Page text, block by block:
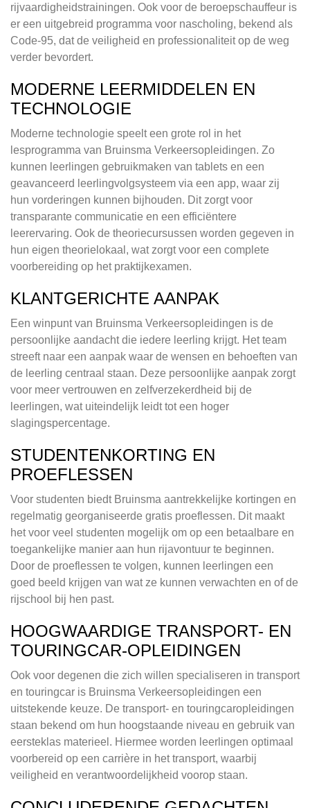
rijvaardigheidstrainingen. Ook voor de beroepschauffeur is
er een uitgebreid programma voor nascholing, bekend als
Code-95, dat de veiligheid en professionaliteit op de weg
verder bevordert.
MODERNE LEERMIDDELEN EN
TECHNOLOGIE
Moderne technologie speelt een grote rol in het
lesprogramma van Bruinsma Verkeersopleidingen. Zo
kunnen leerlingen gebruikmaken van tablets en een
geavanceerd leerlingvolgsysteem via een app, waar zij
hun vorderingen kunnen bijhouden. Dit zorgt voor
transparante communicatie en een efficiëntere
leerervaring. Ook de theoriecursussen worden gegeven in
hun eigen theorielokaal, wat zorgt voor een complete
voorbereiding op het praktijkexamen.
KLANTGERICHTE AANPAK
Een winpunt van Bruinsma Verkeersopleidingen is de
persoonlijke aandacht die iedere leerling krijgt. Het team
streeft naar een aanpak waar de wensen en behoeften van
de leerling centraal staan. Deze persoonlijke aanpak zorgt
voor meer vertrouwen en zelfverzekerdheid bij de
leerlingen, wat uiteindelijk leidt tot een hoger
slagingspercentage.
STUDENTENKORTING EN
PROEFLESSEN
Voor studenten biedt Bruinsma aantrekkelijke kortingen en
regelmatig georganiseerde gratis proeflessen. Dit maakt
het voor veel studenten mogelijk om op een betaalbare en
toegankelijke manier aan hun rijavontuur te beginnen.
Door de proeflessen te volgen, kunnen leerlingen een
goed beeld krijgen van wat ze kunnen verwachten en of de
rijschool bij hen past.
HOOGWAARDIGE TRANSPORT- EN
TOURINGCAR-OPLEIDINGEN
Ook voor degenen die zich willen specialiseren in transport
en touringcar is Bruinsma Verkeersopleidingen een
uitstekende keuze. De transport- en touringcaropleidingen
staan bekend om hun hoogstaande niveau en gebruik van
eersteklas materieel. Hiermee worden leerlingen optimaal
voorbereid op een carrière in het transport, waarbij
veiligheid en verantwoordelijkheid voorop staan.